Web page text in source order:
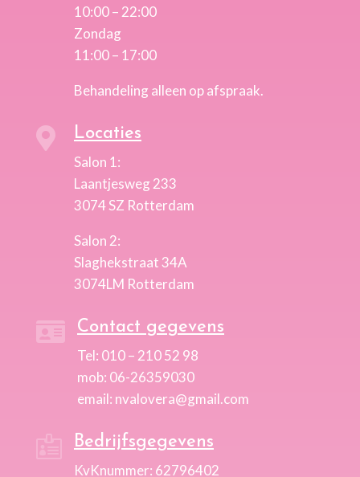
10:00 – 22:00
Zondag
11:00 – 17:00
Behandeling alleen op afspraak.
 Locaties
Salon 1:
Laantjesweg 233
3074 SZ Rotterdam
Salon 2:
Slaghekstraat 34A
3074LM Rotterdam
 Contact gegevens
Tel: 010 – 210 52 98
mob: 06-26359030
email: nvalovera@gmail.com
Bedrijfsgegevens
KvKnummer: 62796402